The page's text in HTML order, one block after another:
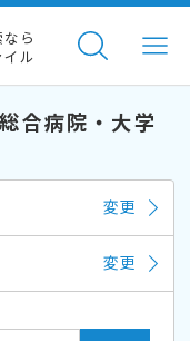
ら
ル
合病院・大学
変更
変更